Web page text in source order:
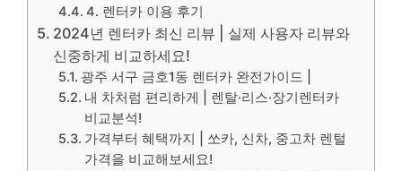
4. 렌터카 이용 후기
2024년 렌터카 최신 리뷰 | 실제 사용자 리뷰와
신중하게 비교하세요!
광주 서구 금호1동 렌터카 완전가이드 |
내 차처럼 편리하게 | 렌탈·리스·장기렌터카
비교분석!
가격부터 혜택까지 | 쏘카, 신차, 중고차 렌털
가격을 비교해보세요!